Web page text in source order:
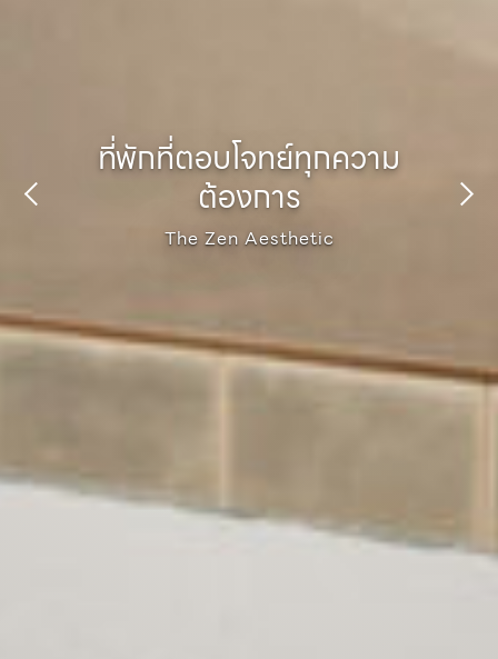
ที่พักที่ตอบโจทย์ทุกความ
ต้องการ
The Zen Aesthetic
ที่พักที่ตอบโจทย์ทุกความ
ต้องการ
The Zen Aesthetic
ที่พักที่ตอบโจทย์ทุกความ
ต้องการ
The Zen Aesthetic
ที่พักที่ตอบโจทย์ทุกความ
ต้องการ
The Zen Aesthetic
ที่พักที่ตอบโจทย์ทุกความ
ต้องการ
The Zen Aesthetic